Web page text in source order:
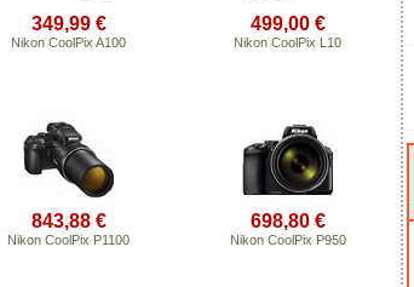
349,99 €
Nikon CoolPix A100
499,00 €
Nikon CoolPix L10
843,88 €
Nikon CoolPix P1100
698,80 €
Nikon CoolPix P950